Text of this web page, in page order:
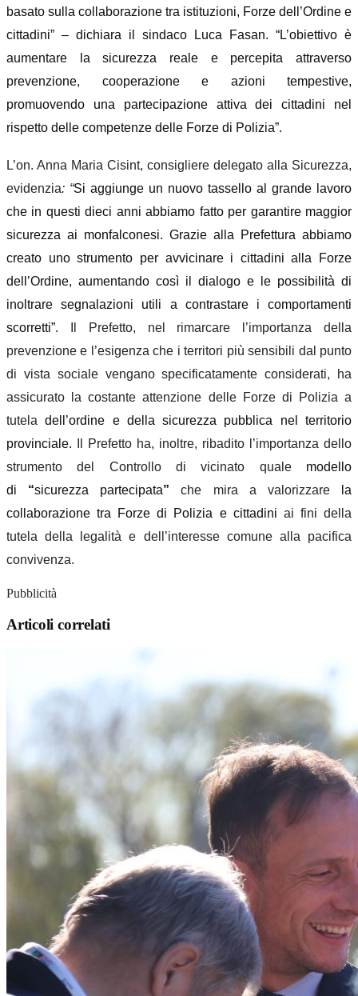
basato sulla collaborazione tra istituzioni, Forze dell’Ordine e
cittadini” – dichiara il sindaco Luca Fasan. “L’obiettivo è
aumentare la sicurezza reale e percepita attraverso
prevenzione, cooperazione e azioni tempestive,
promuovendo una partecipazione attiva dei cittadini nel
rispetto delle competenze delle Forze di Polizia”.
L’on. Anna Maria Cisint, consigliere delegato alla Sicurezza,
evidenzia: “Si aggiunge un nuovo tassello al grande lavoro
che in questi dieci anni abbiamo fatto per garantire maggior
sicurezza ai monfalconesi. Grazie alla Prefettura abbiamo
creato uno strumento per avvicinare i cittadini alla Forze
dell’Ordine, aumentando così il dialogo e le possibilità di
inoltrare segnalazioni utili a contrastare i comportamenti
scorretti”.
Il Prefetto, nel rimarcare l’importanza della
prevenzione e l’esigenza che i territori più sensibili dal punto
di vista sociale vengano specificatamente considerati, ha
assicurato la costante attenzione delle Forze di Polizia a
tuteladell’ordine e della sicurezza pubblica nel territorio
provinciale.
Il Prefetto ha, inoltre, ribadito
l’importanza dello
strumento del Controllo di vicinato quale modello
di “sicurezza partecipata” che mira a valorizzare
la
collaborazione tra Forze di Polizia e cittadini ai fini della
tutela della legalità e dell’interesse comune alla pacifica
convivenza.
Pubblicità
Articoli correlati